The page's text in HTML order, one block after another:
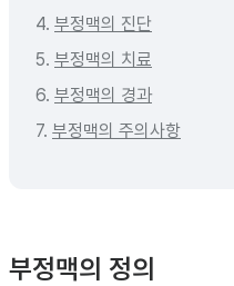
4. 부정맥의 진단
5. 부정맥의 치료
6. 부정맥의 경과
7. 부정맥의 주의사항
부정맥의 정의